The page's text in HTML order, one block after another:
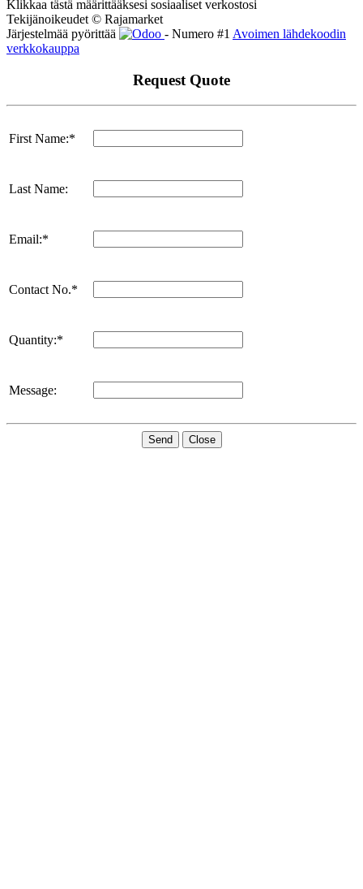
Klikkaa tästä määrittääksesi sosiaaliset verkostosi
Tekijänoikeudet © Rajamarket
Järjestelmää pyörittää
- Numero #1 Avoimen lähdekoodin
verkkokauppa
Request Quote
First Name:*
Last Name:
Email:*
Contact No.*
Quantity:*
Message:
Send Close